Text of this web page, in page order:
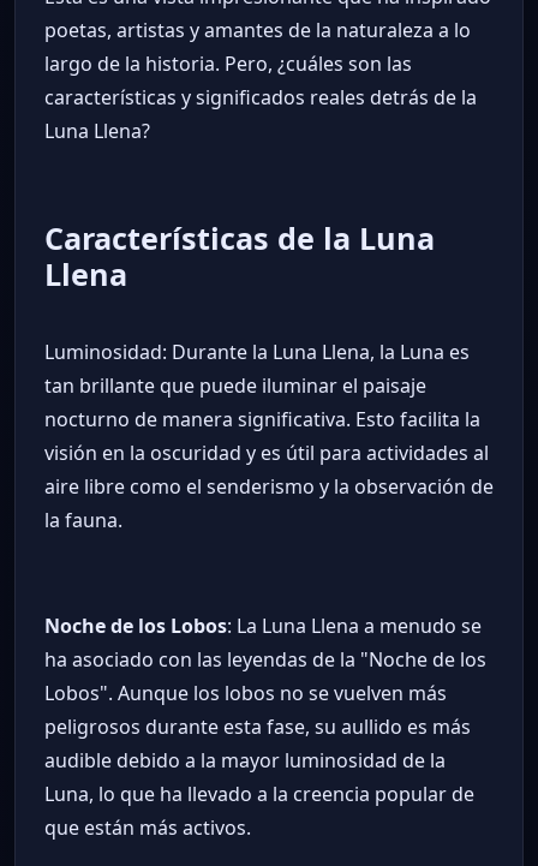
poetas, artistas y amantes de la naturaleza a lo
largo de la historia. Pero, ¿cuáles son las
características y significados reales detrás de la
Luna Llena?
Características de la Luna
Llena
Luminosidad: Durante la Luna Llena, la Luna es
tan brillante que puede iluminar el paisaje
nocturno de manera significativa. Esto facilita la
visión en la oscuridad y es útil para actividades al
aire libre como el senderismo y la observación de
la fauna.
Noche de los Lobos: La Luna Llena a menudo se
ha asociado con las leyendas de la "Noche de los
Lobos". Aunque los lobos no se vuelven más
peligrosos durante esta fase, su aullido es más
audible debido a la mayor luminosidad de la
Luna, lo que ha llevado a la creencia popular de
que están más activos.